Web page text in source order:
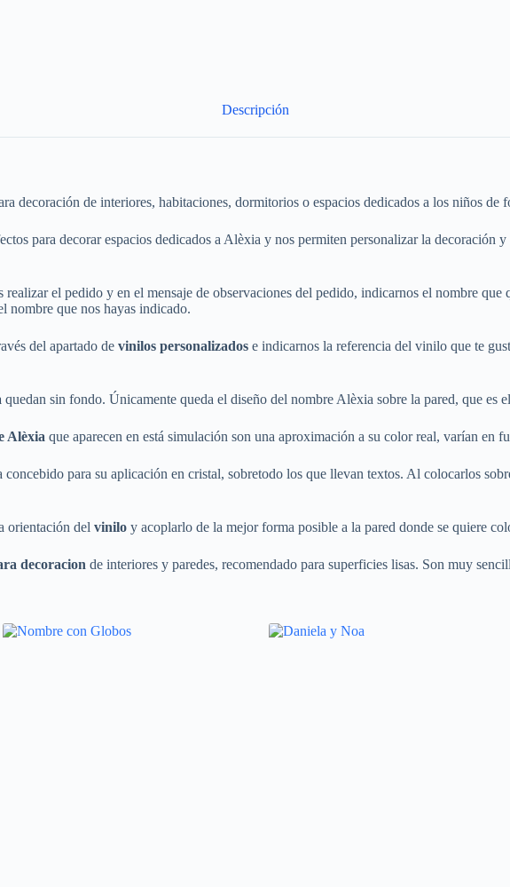
Descripción
decoración de interiores, habitaciones, dormitorios o espacios dedicados a los niños de
para decorar espacios dedicados a Alèxia y nos permiten personalizar la decoración
el pedido y en el mensaje de observaciones del pedido, indicarnos el nombre
nombre que nos hayas indicado.
del apartado de vinilos personalizados e indicarnos la referencia del vinilo que te
quedan sin fondo. Únicamente queda el diseño del nombre Alèxia sobre la pared, que es
Alèxia que aparecen en está simulación son una aproximación a su color real, varían en
concebido para su aplicación en cristal, sobretodo los que llevan textos. Al colocarlos
orientación del vinilo y acoplarlo de la mejor forma posible a la pared donde se quiere
decoracion de interiores y paredes, recomendado para superficies lisas. Son muy